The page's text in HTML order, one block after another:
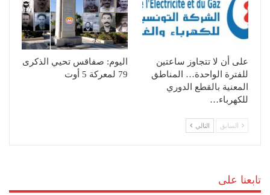
على أن لا تتجاوز ساعتين
للفترة الواحدة… المناطق
المعنية بالقطع الدوري
للكهرباء…
اليوم: صفاقس تحيي الذكرى
79 لمعركة 5 أوت
السابق التالي
تابعنا على